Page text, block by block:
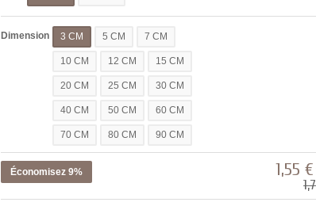
Dimension 3 CM 5 CM 7 CM
10 CM 12 CM 15 CM
20 CM 25 CM 30 CM
40 CM 50 CM 60 CM
70 CM 80 CM 90 CM
Économisez 9% 1,55 €